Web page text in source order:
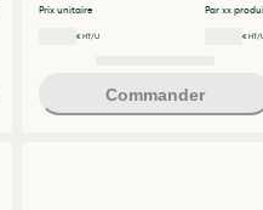
Prix unitaire
€ HT/U
Par xx
€ HT/
Commander